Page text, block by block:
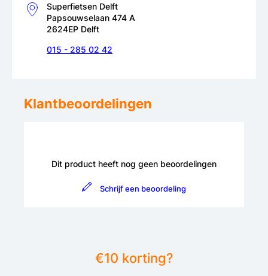
Superfietsen Delft
Papsouwselaan 474 A
2624EP Delft
015 - 285 02 42
Klantbeoordelingen
Dit product heeft nog geen beoordelingen
Schrijf een beoordeling
€10 korting?